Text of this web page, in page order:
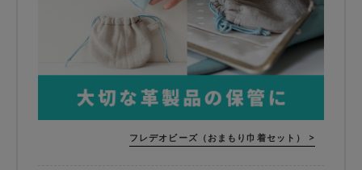
フレデオビーズ（おまもり巾着セット） >